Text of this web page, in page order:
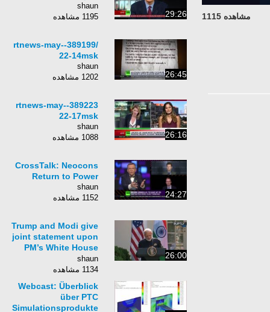
مشاهده 1115 29:26
shaun
1195 مشاهده
26:45
/389199-rtnews-may-
22-14msk
shaun
1202 مشاهده
26:16
389223-rtnews-may-
22-17msk
shaun
1088 مشاهده
24:27
CrossTalk: Neocons
Return to Power
shaun
1152 مشاهده
26:00
Trump and Modi give
joint statement upon
PM’s White House
visit (Streamed live)
shaun
1134 مشاهده
Webcast: Überblick
über PTC
Simulationsprodukte